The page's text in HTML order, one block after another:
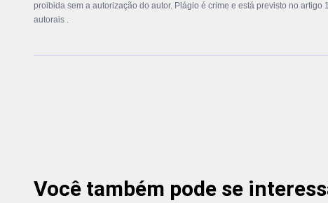
proibida sem a autorização do autor. Plágio é crime e está previsto no artigo
autorais .
Você também pode se